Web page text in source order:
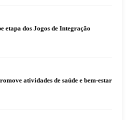
etapa dos Jogos de Integração
atividades de saúde e bem-estar